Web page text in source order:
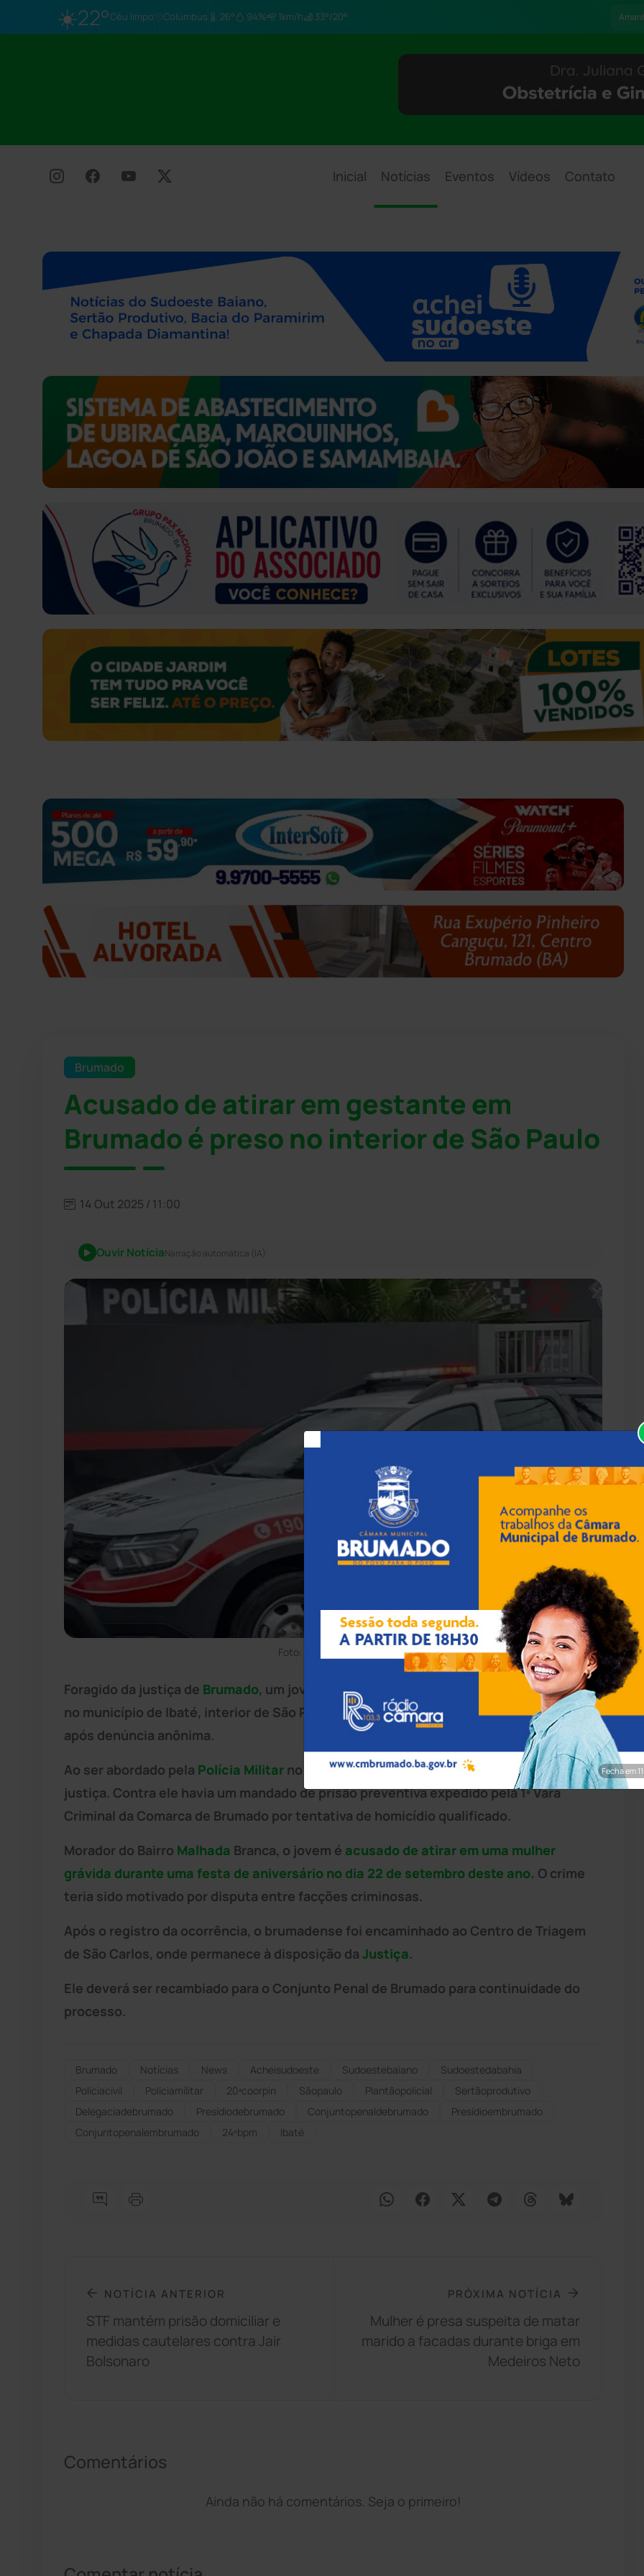
☀️22°Céu limpo Columbus 26° 94% 1km/h 33°/20°
Inicial Notícias Eventos Vídeos Contato
Brumado
Acusado de atirar em gestante em
Brumado é preso no interior de São Paulo
14 Out 2025 / 11:00
Ouvir NotíciaNarração automática (IA)
Foto: Divulgação/PM-SP
Foragido da justiça de Brumado, um jovem de 19 anos foi preso no dia 10 de outubro,
no município de Ibaté, interior de São Paulo. Ele foi detido em frente a uma residência,
após denúncia anônima.
Ao ser abordado pela Polícia Militar no local, o suspeito confessou ser foragido da
justiça. Contra ele havia um mandado de prisão preventiva expedido pela 1ª Vara
Criminal da Comarca de Brumado por tentativa de homicídio qualificado.
Morador do Bairro Malhada Branca, o jovem é acusado de atirar em uma mulher
grávida durante uma festa de aniversário no dia 22 de setembro deste ano. O crime
teria sido motivado por disputa entre facções criminosas.
Após o registro da ocorrência, o brumadense foi encaminhado ao Centro de Triagem
de São Carlos, onde permanece à disposição da Justiça.
Ele deverá ser recambiado para o Conjunto Penal de Brumado para continuidade do
processo.
Brumado Notícias News Acheisudoeste Sudoestebaiano
Sudoestedabahia
Políciacivil
Políciamilitar 20ªcoorpin Sãopaulo Plantãopolicial
Sertãoprodutivo
Delegaciadebrumado
Presídiodebrumado Conjuntopenaldebrumado
Presídioembrumado
Conjuntopenalembrumado
24ºbpm Ibaté
NOTÍCIA ANTERIOR
STF mantém prisão domiciliar e
medidas cautelares contra Jair
Bolsonaro
PRÓXIMA NOTÍCIA
Mulher é presa suspeita de matar
marido a facadas durante briga em
Medeiros Neto
Comentários
Ainda não há comentários. Seja o primeiro!
Fecha em